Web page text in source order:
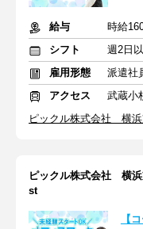
給与
時給
シフト
雇用形態
派遣社
アクセス
武蔵小
ピックル株式会社 横
ピックル株式会社 横
st
【